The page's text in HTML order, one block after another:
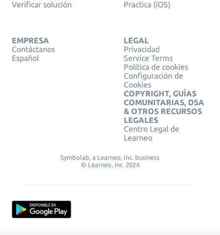
Verificar solución
Practica (iOS)
EMPRESA
Contáctanos
Español
LEGAL
Privacidad
Service Terms
Política de cookies
Configuración de
Cookies
COPYRIGHT, GUÍAS
COMUNITARIAS, DSA
& OTROS RECURSOS
LEGALES
Centro Legal de
Learneo
Symbolab, a Learneo, Inc. business
© Learneo, Inc. 2024